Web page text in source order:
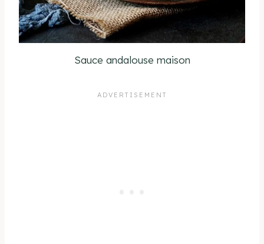
Sauce andalouse maison